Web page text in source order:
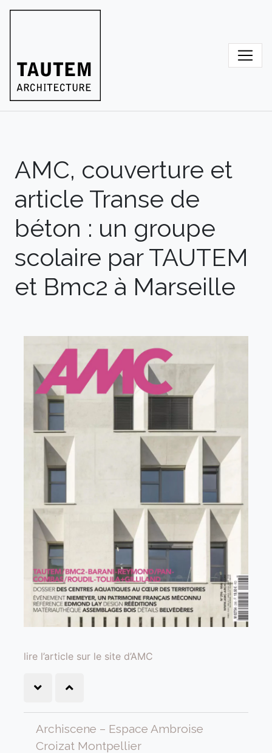
Skip
AMC, couverture et
article Transe de
béton : un groupe
scolaire par TAUTEM
et Bmc2 à Marseille
lire l’article sur le site d’AMC
Archiscene – Espace Ambroise
Croizat Montpellier